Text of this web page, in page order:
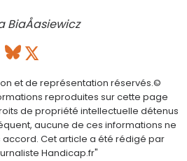
BiaÅasiewicz
et de représentation réservés.©
reproduites sur cette page
de propriété intellectuelle détenus
aucune de ces informations ne
Cet article a été rédigé par
Handicap.fr"